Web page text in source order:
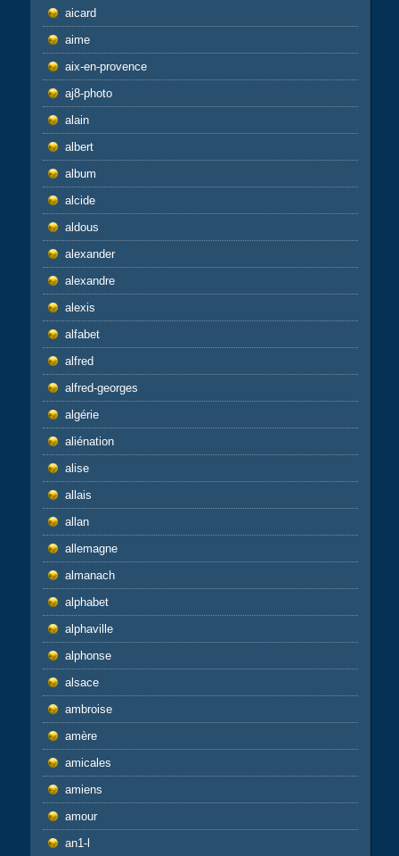
aicard
aime
aix-en-provence
aj8-photo
alain
albert
album
alcide
aldous
alexander
alexandre
alexis
alfabet
alfred
alfred-georges
algérie
aliénation
alise
allais
allan
allemagne
almanach
alphabet
alphaville
alphonse
alsace
ambroise
amère
amicales
amiens
amour
an1-l